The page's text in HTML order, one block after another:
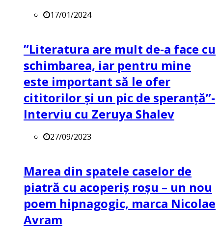
17/01/2024
”Literatura are mult de-a face cu
schimbarea, iar pentru mine
este important să le ofer
cititorilor și un pic de speranță”-
Interviu cu Zeruya Shalev
27/09/2023
Marea din spatele caselor de
piatră cu acoperiș roșu – un nou
poem hipnagogic, marca Nicolae
Avram